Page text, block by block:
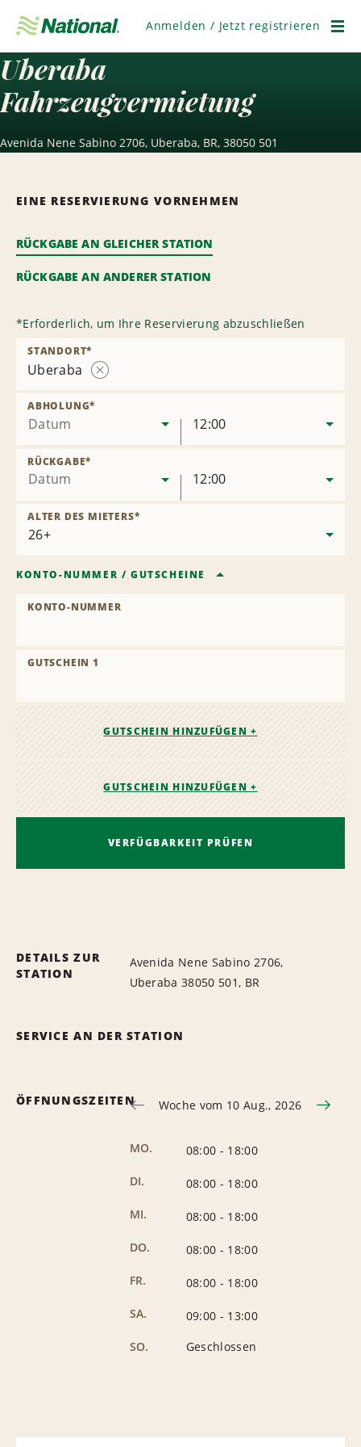
überspringen
Anmelden / Jetzt registrieren
Uberaba
Fahrzeugvermietung
Avenida Nene Sabino 2706, Uberaba, BR, 38050 501
EINE RESERVIERUNG VORNEHMEN
RÜCKGABE AN GLEICHER STATION
RÜCKGABE AN ANDERER STATION
*Erforderlich, um Ihre Reservierung abzuschließen
Uberaba
STANDORT*
Datum
ABHOLUNG*
12:00
Datum
RÜCKGABE*
12:00
ALTER DES MIETERS*
KONTO-NUMMER / GUTSCHEINE
KONTO-NUMMER
GUTSCHEIN 1
GUTSCHEIN HINZUFÜGEN +
GUTSCHEIN HINZUFÜGEN +
VERFÜGBARKEIT PRÜFEN
DETAILS ZUR
STATION
Avenida Nene Sabino 2706,
Uberaba 38050 501, BR
SERVICE AN DER STATION
ÖFFNUNGSZEITEN Woche vom 10 Aug., 2026
MO. 08:00 - 18:00
DI.
08:00 - 18:00
MI.
08:00 - 18:00
DO.
08:00 - 18:00
FR.
08:00 - 18:00
SA.
09:00 - 13:00
SO.
Geschlossen